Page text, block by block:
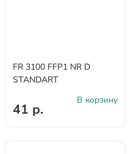
FR 3100 FFP1 NR D
STANDART
41 р.
В корзину